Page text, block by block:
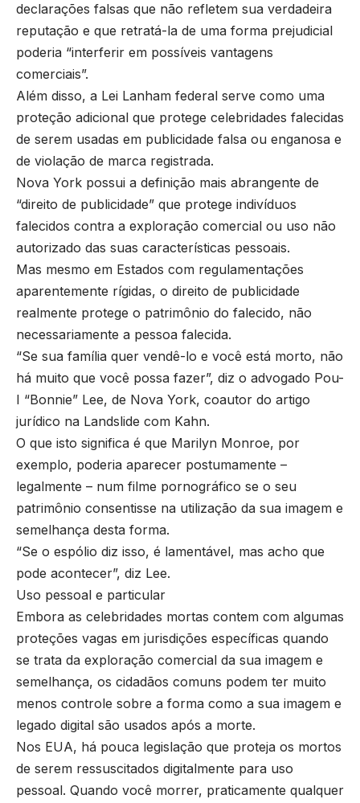
declarações falsas que não refletem sua verdadeira
reputação e que retratá-la de uma forma prejudicial
poderia “interferir em possíveis vantagens
comerciais”.
Além disso, a Lei Lanham federal serve como uma
proteção adicional que protege celebridades falecidas
de serem usadas em publicidade falsa ou enganosa e
de violação de marca registrada.
Nova York possui a definição mais abrangente de
“direito de publicidade” que protege indivíduos
falecidos contra a exploração comercial ou uso não
autorizado das suas características pessoais.
Mas mesmo em Estados com regulamentações
aparentemente rígidas, o direito de publicidade
realmente protege o patrimônio do falecido, não
necessariamente a pessoa falecida.
“Se sua família quer vendê-lo e você está morto, não
há muito que você possa fazer”, diz o advogado Pou-
I “Bonnie” Lee, de Nova York, coautor do artigo
jurídico na Landslide com Kahn.
O que isto significa é que Marilyn Monroe, por
exemplo, poderia aparecer postumamente –
legalmente – num filme pornográfico se o seu
patrimônio consentisse na utilização da sua imagem e
semelhança desta forma.
“Se o espólio diz isso, é lamentável, mas acho que
pode acontecer”, diz Lee.
Uso pessoal e particular
Embora as celebridades mortas contem com algumas
proteções vagas em jurisdições específicas quando
se trata da exploração comercial da sua imagem e
semelhança, os cidadãos comuns podem ter muito
menos controle sobre a forma como a sua imagem e
legado digital são usados após a morte.
Nos EUA, há pouca legislação que proteja os mortos
de serem ressuscitados digitalmente para uso
pessoal. Quando você morrer, praticamente qualquer